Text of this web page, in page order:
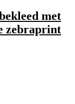
met
zebraprint